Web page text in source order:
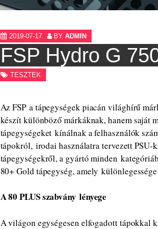
2019-07-17 BY ADMIN
FSP Hydro G
TESZTEK
Az FSP a tápegységek piacán világhírű
készít különböző márkáknak, hanem saját
tápegységeket kínálnak a felhasználók
tápokról, irodai használatra tervezett
tápegységekről, a gyártó minden
80+ Gold tápegység, amely
A 80 PLUS szabvány lényege
A világon egységesen elfogadott tápokkal